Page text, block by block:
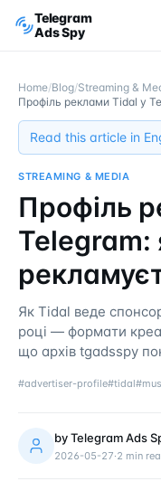
Telegram
Ads Spy
Home/Blog/Streaming &
Профіль реклами Tidal у
Read this article in
STREAMING & MEDIA
Профіль
Telegram:
Як Tidal веде
році — формати
що архів tgadsspy
#advertiser-profile#tidal#
byTelegram Ads
2026-05-27·2 min